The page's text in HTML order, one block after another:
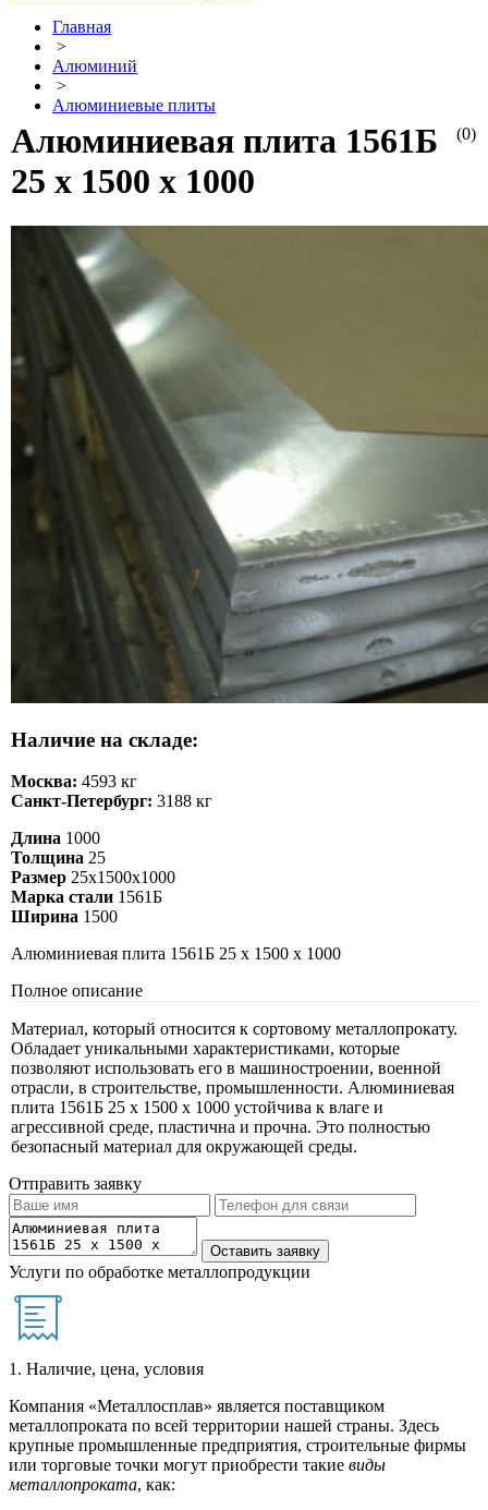
Главная
>
Алюминий
>
Алюминиевые плиты
(0)
Алюминиевая плита 1561Б
25 х 1500 х 1000
Наличие на складе:
Москва: 4593 кг
Санкт-Петербург: 3188 кг
Длина 1000
Толщина 25
Размер 25х1500х1000
Марка стали 1561Б
Ширина 1500
Алюминиевая плита 1561Б 25 х 1500 х 1000
Полное описание
Материал, который относится к сортовому металлопрокату.
Обладает уникальными характеристиками, которые
позволяют использовать его в машиностроении, военной
отрасли, в строительстве, промышленности. Алюминиевая
плита 1561Б 25 х 1500 х 1000 устойчива к влаге и
агрессивной среде, пластична и прочна. Это полностью
безопасный материал для окружающей среды.
Отправить заявку
Услуги по обработке металлопродукции
1. Наличие, цена, условия
Компания «Металлосплав» является поставщиком
металлопроката по всей территории нашей страны. Здесь
крупные промышленные предприятия, строительные фирмы
или торговые точки могут приобрести такие виды
металлопроката, как: